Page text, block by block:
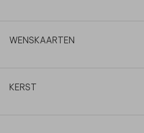
WENSKAARTEN
KERST